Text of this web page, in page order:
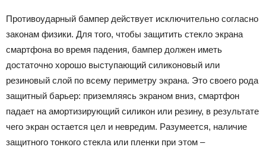
Противоударный бампер действует исключительно согласно
законам физики. Для того, чтобы защитить стекло экрана
смартфона во время падения, бампер должен иметь
достаточно хорошо выступающий силиконовый или
резиновый слой по всему периметру экрана. Это своего рода
защитный барьер: приземляясь экраном вниз, смартфон
падает на амортизирующий силикон или резину, в результате
чего экран остается цел и невредим. Разумеется, наличие
защитного тонкого стекла или пленки при этом –